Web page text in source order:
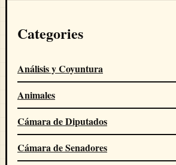
Categories
Análisis y Coyuntura
Animales
Cámara de Diputados
Cámara de Senadores